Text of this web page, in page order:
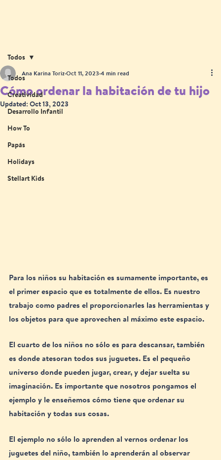
Todos
Creatividad
Desarrollo Infantil
How To
Papás
Holidays
Stellart Kids
Todos
Cómo ordenar la habitación de tu hijo
Ana Karina TorizOct 11, 2023 4 min read
Updated: Oct 13, 2023
Para los niños su habitación es sumamente importante, es
el primer espacio que es totalmente de ellos. Es nuestro
trabajo como padres el proporcionarles las herramientas y
los objetos para que aprovechen al máximo este espacio.
El cuarto de los niños no sólo es para descansar, también
es donde atesoran todos sus juguetes. Es el pequeño
universo donde pueden jugar, crear, y dejar suelta su
imaginación. Es importante que nosotros pongamos el
ejemplo y le enseñemos cómo tiene que ordenar su
habitación y todas sus cosas.
El ejemplo no sólo lo aprenden al vernos ordenar los
juguetes del niño, también lo aprenderán al observar